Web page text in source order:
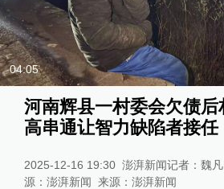
04:05
河南辉县一村委会欠债
高串通让智力缺陷者接
2025-12-16 19:30 澎湃新闻记者：魏
源：澎湃新闻 来源： 澎湃新闻